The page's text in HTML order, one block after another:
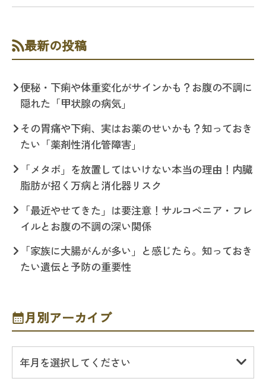
最新の投稿
便秘・下痢や体重変化がサインかも？お腹の不調に
隠れた「甲状腺の病気」
その胃痛や下痢、実はお薬のせいかも？知っておき
たい「薬剤性消化管障害」
「メタボ」を放置してはいけない本当の理由！内臓
脂肪が招く万病と消化器リスク
「最近やせてきた」は要注意！サルコペニア・フレ
イルとお腹の不調の深い関係
「家族に大腸がんが多い」と感じたら。知っておき
たい遺伝と予防の重要性
月別アーカイブ
年月を選択してください